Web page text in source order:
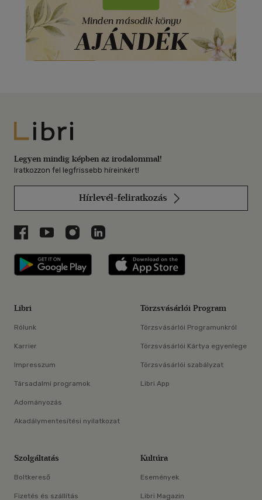
Libri
Legyen mindig képben az irodalommal!
Iratkozzon fel legfrissebb híreinkért!
Hírlevél-feliratkozás
Libri a Facebookon
Libri a Youtube-on
Libri az Instagramon
Libri a LinkedInen
Libri applikáció Szerezd meg: Google
Libri
Rólunk
Karrier
Impresszum
Társadalmi programok
Adományozás
Akadálymentesítési nyilatkozat
Törzsvásárlói Program
Törzsvásárlói Programunkról
Törzsvásárlói Kártya egyenlege
Törzsvásárlói szabályzat
Libri App
Szolgáltatás
Boltkereső
Fizetés és szállítás
Kultúra
Események
Libri Magazin